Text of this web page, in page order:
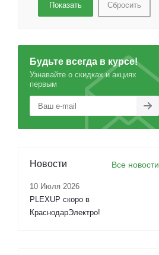
Сбросить
Будьте всегда в курсе!
Узнавайте о скидках и акциях
первым
Новости Все новости
10 Июля 2026
PLEXUP скоро в
КраснодарЭлектро!